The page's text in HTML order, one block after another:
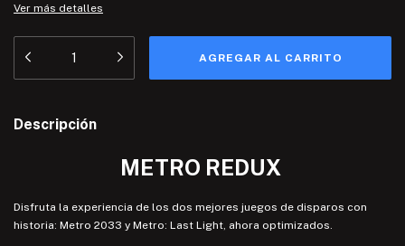
Ver más detalles
Descripción
METRO REDUX
Disfruta la experiencia de los dos mejores juegos de disparos con
historia: Metro 2033 y Metro: Last Light, ahora optimizados.